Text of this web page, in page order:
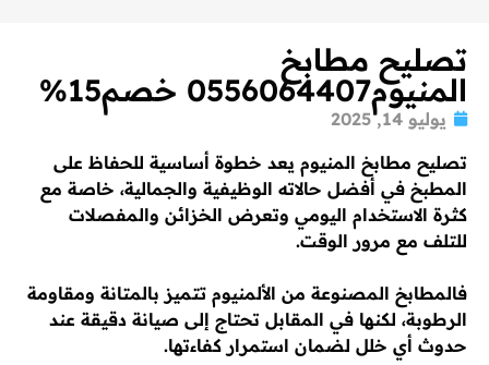
تصليح مطابخ
المنيوم0556064407 خصم15%
يوليو 14, 2025
تصليح مطابخ المنيوم يعد خطوة أساسية للحفاظ على
المطبخ في أفضل حالاته الوظيفية والجمالية، خاصة مع
كثرة الاستخدام اليومي وتعرض الخزائن والمفصلات
للتلف مع مرور الوقت.
فالمطابخ المصنوعة من الألمنيوم تتميز بالمتانة ومقاومة
الرطوبة، لكنها في المقابل تحتاج إلى صيانة دقيقة عند
حدوث أي خلل لضمان استمرار كفاءتها.